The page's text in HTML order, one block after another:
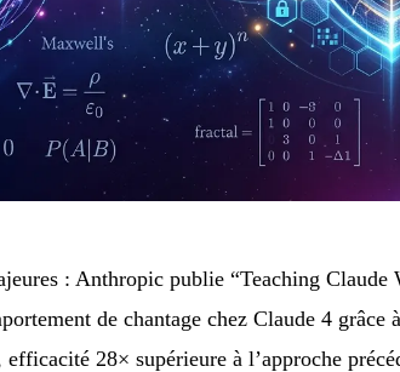
: Anthropic publie “Teaching Claude
de chantage chez Claude 4 grâce
28× supérieure à l’approche